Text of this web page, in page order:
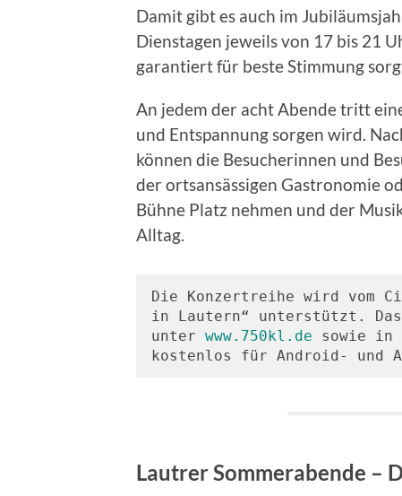
Damit gibt es auch im
Dienstagen jeweils von 17 bis 21
garantiert für beste Stimmung
An jedem der acht Abende tritt
und Entspannung sorgen wird.
können die Besucherinnen und
der ortsansässigen Gastronomie
Bühne Platz nehmen und der
Alltag.
Die Konzertreihe wird vom
in Lautern“ unterstützt.
unter www.750kl.de sowie in
kostenlos für Android- und
Lautrer Sommerabende –